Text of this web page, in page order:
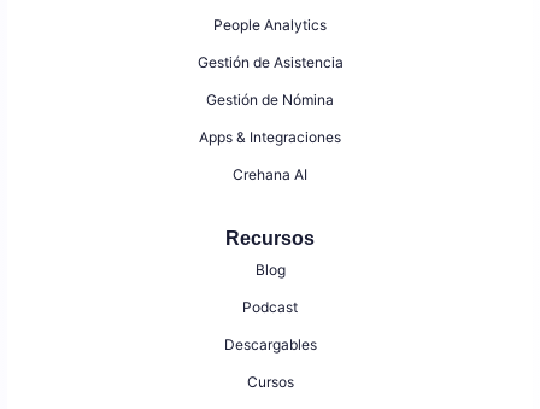
People Analytics
Gestión de Asistencia
Gestión de Nómina
Apps & Integraciones
Crehana AI
Recursos
Blog
Podcast
Descargables
Cursos